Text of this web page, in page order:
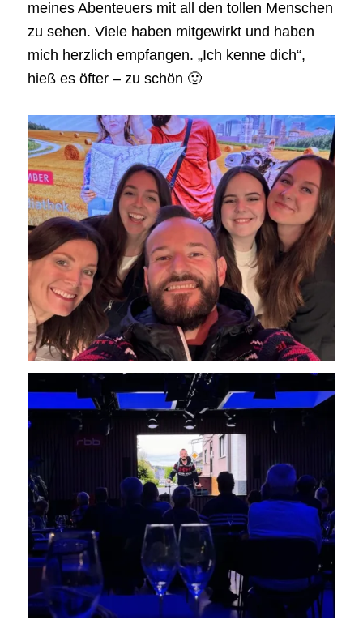
meines Abenteuers mit all den tollen Menschen
zu sehen. Viele haben mitgewirkt und haben
mich herzlich empfangen. „Ich kenne dich“,
hieß es öfter – zu schön 🙂